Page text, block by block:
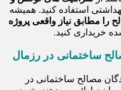
استفاده کنید. همیشه
را مطابق نیاز واقعی پروژه
خریداری کنید.
ساختمانی در رزمال
مصالح ساختمانی در